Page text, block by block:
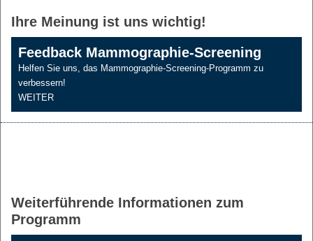
Ihre Meinung ist uns wichtig!
Feedback Mammographie-Screening
Helfen Sie uns, das Mammographie-Screening-Programm zu
verbessern!
WEITER
Weiterführende Informationen zum
Programm